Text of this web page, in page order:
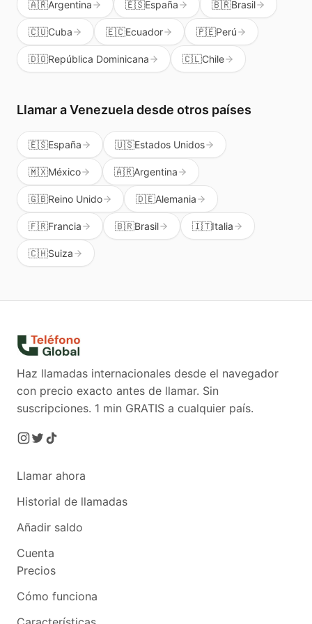
🇦🇷Argentina 🇪🇸España 🇧🇷Brasil
🇨🇺Cuba 🇪🇨Ecuador 🇵🇪Perú
🇩🇴República Dominicana 🇨🇱Chile
Llamar aVenezueladesde otros países
🇪🇸España 🇺🇸Estados Unidos
🇲🇽México 🇦🇷Argentina
🇬🇧Reino Unido 🇩🇪Alemania
🇫🇷Francia 🇧🇷Brasil 🇮🇹Italia
🇨🇭Suiza
Haz llamadas internacionales desde el navegador
con precio exacto antes de llamar. Sin
suscripciones. 1 min GRATIS a cualquier país.
Llamar ahora
Historial de llamadas
Añadir saldo
Cuenta
Precios
Cómo funciona